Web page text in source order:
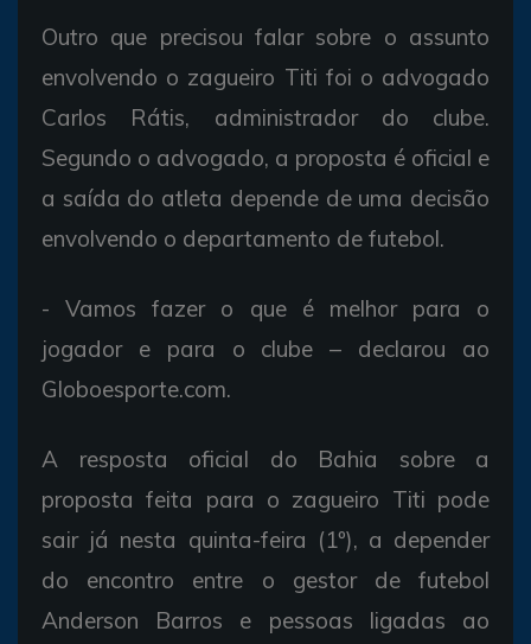
Outro que precisou falar sobre o assunto
envolvendo o zagueiro Titi foi o advogado
Carlos Rátis, administrador do clube.
Segundo o advogado, a proposta é oficial e
a saída do atleta depende de uma decisão
envolvendo o departamento de futebol.
- Vamos fazer o que é melhor para o
jogador e para o clube – declarou ao
Globoesporte.com.
A resposta oficial do Bahia sobre a
proposta feita para o zagueiro Titi pode
sair já nesta quinta-feira (1º), a depender
do encontro entre o gestor de futebol
Anderson Barros e pessoas ligadas ao